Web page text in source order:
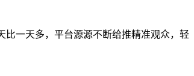
一天多，平台源源不断给推精准观众，轻